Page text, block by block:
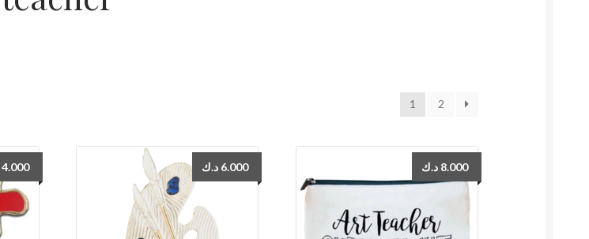
1 2
4.000 6.000 د.ك 8.000 د.ك